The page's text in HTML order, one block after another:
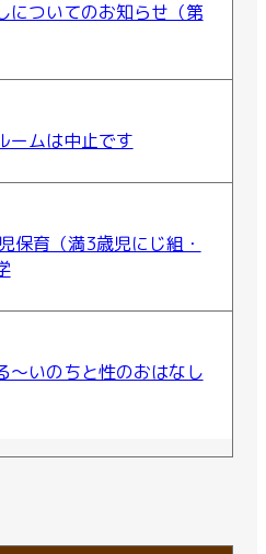
についてのお知らせ（第
ームは中止です
育（満3歳児にじ組・
～いのちと性のおはなし